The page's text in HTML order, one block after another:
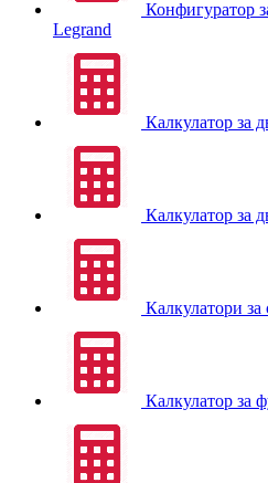
Конфигуратор
Legrand
Калкулатор за
Калкулатор за
Калкулатори за
Калкулатор за